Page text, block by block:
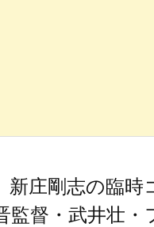
新庄剛志の臨
監督・武井壮